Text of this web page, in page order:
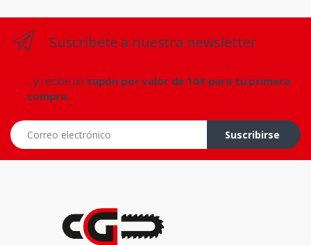
Suscríbete a nuestra newsletter
...y recibe un cupón por valor de 10€ para tu primera
compra.
Correo electrónico
Suscribirse